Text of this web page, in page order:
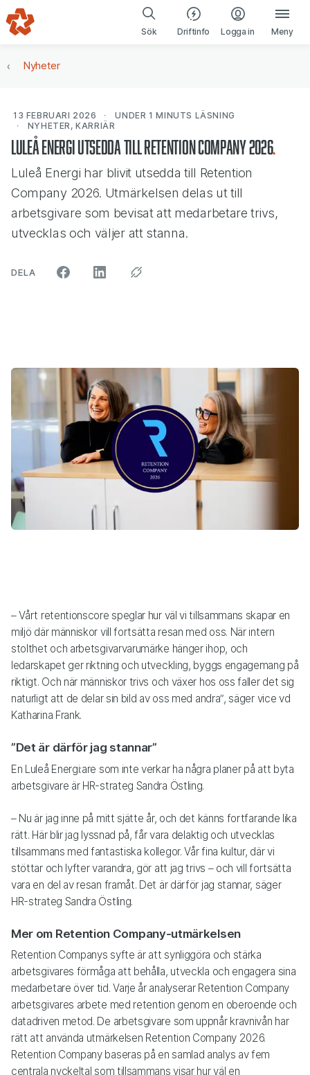
Gå till navigering
Gå till innehåll
Sök Driftinfo Logga in(öppnas i ny
Meny
Nyheter
13 FEBRUARI 2026 UNDER 1 MINUTS LÄSNING
NYHETER, KARRIÄR
Luleå Energi utsedda till Retention Company 2026
Luleå Energi har blivit utsedda till Retention
Company 2026. Utmärkelsen delas ut till
arbetsgivare som bevisat att medarbetare trivs,
utvecklas och väljer att stanna.
DELA ARTIKELN PÅ SOCIALA MEDIER"
– Vårt retentionscore speglar hur väl vi tillsammans skapar en
miljö där människor vill fortsätta resan med oss. När intern
stolthet och arbetsgivarvarumärke hänger ihop, och
ledarskapet ger riktning och utveckling, byggs engagemang på
riktigt. Och när människor trivs och växer hos oss faller det sig
naturligt att de delar sin bild av oss med andra”, säger vice vd
Katharina Frank.
”Det är därför jag stannar”
En Luleå Energi:are som inte verkar ha några planer på att byta
arbetsgivare är HR-strateg Sandra Östling.
– Nu är jag inne på mitt sjätte år, och det känns fortfarande lika
rätt. Här blir jag lyssnad på, får vara delaktig och utvecklas
tillsammans med fantastiska kollegor. Vår fina kultur, där vi
stöttar och lyfter varandra, gör att jag trivs – och vill fortsätta
vara en del av resan framåt. Det är därför jag stannar, säger
HR-strateg Sandra Östling.
Mer om Retention Company-utmärkelsen
Retention Companys syfte är att synliggöra och stärka
arbetsgivares förmåga att behålla, utveckla och engagera sina
medarbetare över tid. Varje år analyserar Retention Company
arbetsgivares arbete med retention genom en oberoende och
datadriven metod. De arbetsgivare som uppnår kravnivån har
rätt att använda utmärkelsen Retention Company 2026.
Retention Company baseras på en samlad analys av fem
centrala nyckeltal som tillsammans visar hur väl en